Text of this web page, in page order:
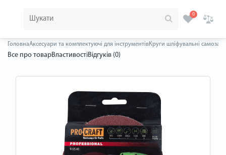
0
ГоловнаАксесуари та комплектуючі для інструментівКруги шліфувальні
Все про товарВластивостіВідгуків (0)